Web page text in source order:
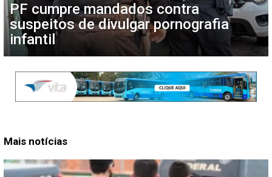
PF cumpre mandados contra
suspeitos de divulgar pornografia
infantil
Mais notícias